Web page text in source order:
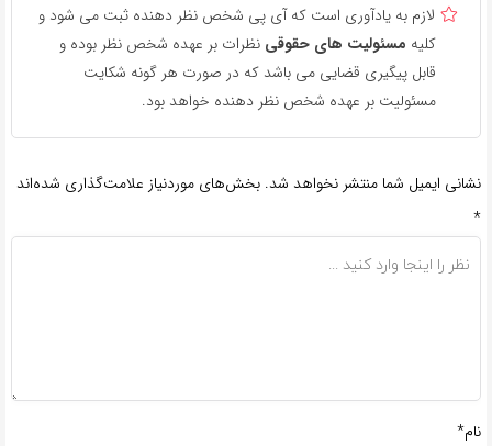
لازم به یادآوری است که آی پی شخص نظر دهنده ثبت می شود و
کلیه مسئولیت های حقوقی نظرات بر عهده شخص نظر بوده و
قابل پیگیری قضایی می باشد که در صورت هر گونه شکایت
مسئولیت بر عهده شخص نظر دهنده خواهد بود.
نشانی ایمیل شما منتشر نخواهد شد. بخش‌های موردنیاز علامت‌گذاری شده‌اند
*
نام*